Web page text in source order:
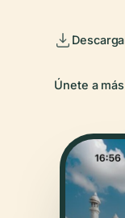
Únete a